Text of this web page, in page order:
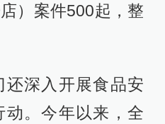
）案件500起，整
还深入开展食品安
。今年以来，全